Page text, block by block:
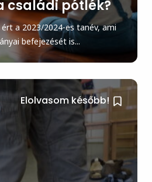
családi pótlék?
a 2023/2024-es tanév, ami
befejezését is...
Elolvasom később!